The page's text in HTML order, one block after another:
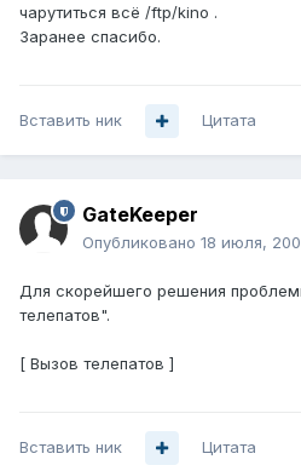
чарутиться всё /ftp/kino .
Заранее спасибо.
Вставить ник Цитата
GateKeeper
Опубликовано 18 июля,
Для скорейшего решения
телепатов".
[ Вызов телепатов ]
Вставить ник Цитата